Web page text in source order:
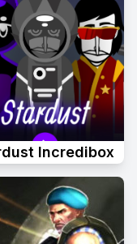
Incredibox